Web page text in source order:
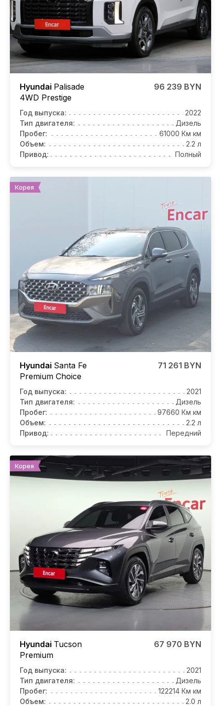
Hyundai Palisade
4WD Prestige
96 239 BYN
Год выпуска:
2022
Тип двигателя:
Дизель
Пробег:
61000 Км км
Объем:
2.2 л
Привод:
Полный
Корея
Hyundai Santa Fe
Premium Choice
71 261 BYN
Год выпуска:
2021
Тип двигателя:
Дизель
Пробег:
97660 Км км
Объем:
2.2 л
Привод:
Передний
Корея
Hyundai Tucson
Premium
67 970 BYN
Год выпуска:
2021
Тип двигателя:
Дизель
Пробег:
122214 Км км
Объем:
2.0 л